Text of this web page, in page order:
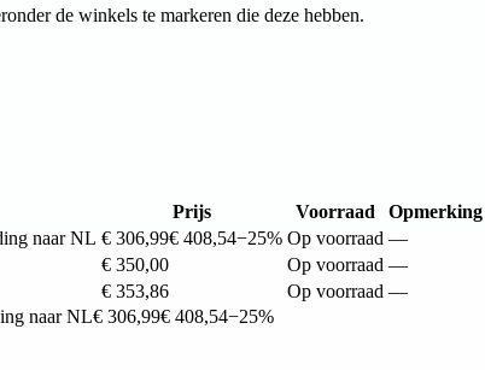
de winkels te markeren die deze hebben.
Prijs Voorraad
Opmerking
naar NL € 306,99€ 408,54−25% Op voorraad —
€ 350,00 Op voorraad —
€ 353,86 Op voorraad —
naar NL€ 306,99€ 408,54−25%